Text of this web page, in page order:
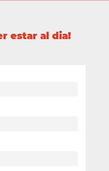
estar al dia!